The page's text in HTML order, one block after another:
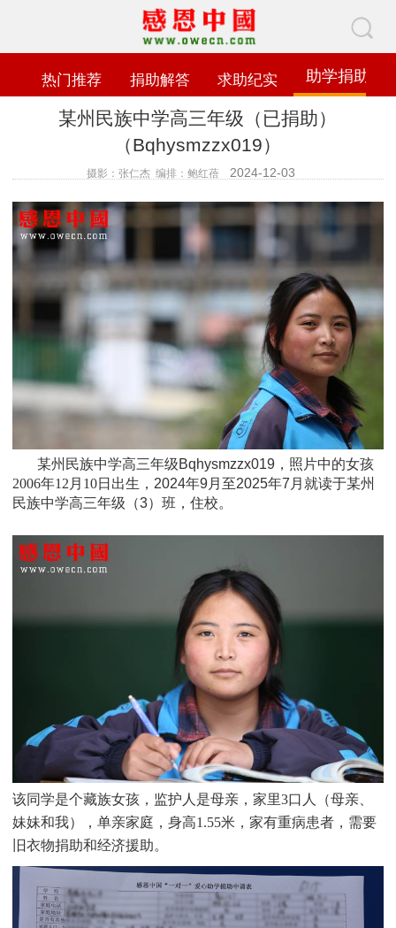
热门推荐 捐助解答 求助纪实 助学捐助
某州民族中学高三年级（已捐助）
（Bqhysmzzx019）
摄影：张仁杰 编排：鲍红蓓 2024-12-03
某州民族中学高三年级Bqhysmzzx019，照片中的女孩
2006年12月10日 出生， 2024年9月至2025年7月就读于某州
民族中学高三年级 （3）班 ，住校。
该同学是个藏族女孩，监护人是母亲，家里3口人（母亲、
妹妹和我），单亲家庭，身高1.55米，家有重病患者，需要
旧衣物捐助和经济援助。